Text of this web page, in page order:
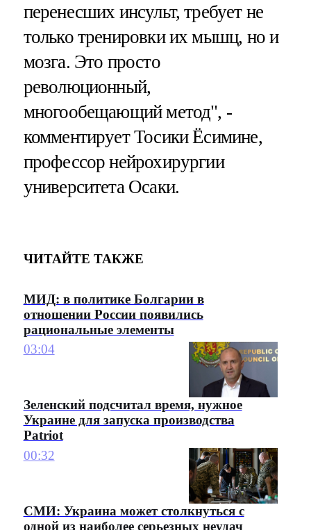
перенесших инсульт, требует не
только тренировки их мышц, но и
мозга. Это просто
революционный,
многообещающий метод", -
комментирует Тосики Ёсимине,
профессор нейрохирургии
университета Осаки.
ЧИТАЙТЕ ТАКЖЕ
МИД: в политике Болгарии в
отношении России появились
рациональные элементы
03:04
Зеленский подсчитал время, нужное
Украине для запуска производства
Patriot
00:32
СМИ: Украина может столкнуться с
одной из наиболее серьезных неудач